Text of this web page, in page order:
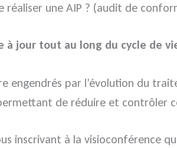
une AIP ? (audit de
à jour tout au long du cycle de
engendrés par l’évolution du
de réduire et contrôler
inscrivant à la visioconférence